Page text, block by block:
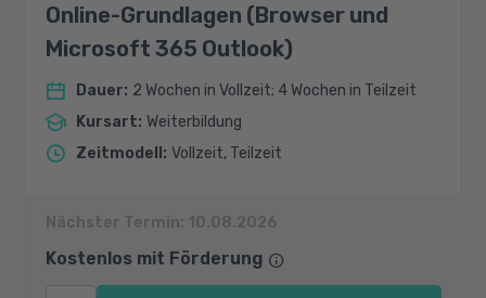
Online-Grundlagen (Browser und
Microsoft 365 Outlook)
Dauer: 2 Wochen in Vollzeit; 4 Wochen in Teilzeit
Kursart: Weiterbildung
Zeitmodell : Vollzeit, Teilzeit
Nächster Termin: 10.08.2026
Kostenlos mit Förderung